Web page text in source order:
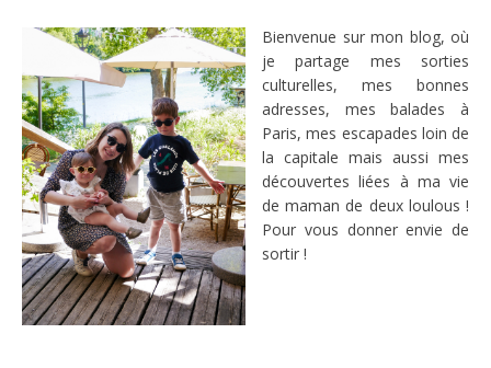
Bienvenue sur mon blog, où
je partage mes sorties
culturelles, mes bonnes
adresses, mes balades à
Paris, mes escapades loin de
la capitale mais aussi mes
découvertes liées à ma vie
de maman de deux loulous !
Pour vous donner envie de
sortir !